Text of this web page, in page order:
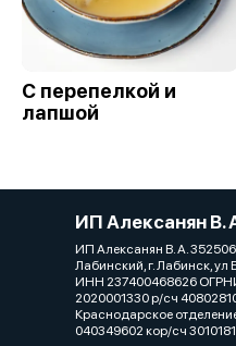
С перепелкой и
лапшой
ИП Алексанян В.
ИП Алексанян В. А.
Лабинский, г. Лабинск, ул
ИНН 237400468626
2020001330 р/сч
Краснодарское
040349602 кор/сч